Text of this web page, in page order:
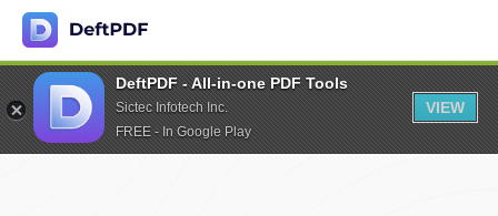
DeftPDF - All-in-one PDF Tools
Sictec Infotech Inc.
FREE - In Google Play
VIEW